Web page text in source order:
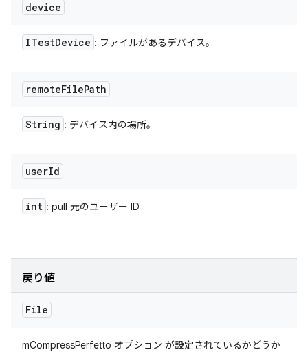
device
ITestDevice : ファイルがあるデバイス。
remoteFilePath
String : デバイス内の場所。
userId
int : pull 元のユーザー ID
戻り値
File
mCompressPerfetto オプション が設定されているかどうか